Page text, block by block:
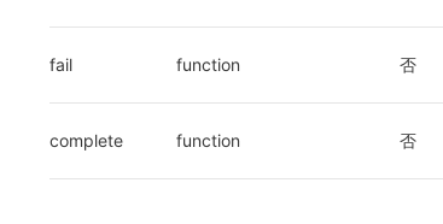
fail function 否
complete function 否